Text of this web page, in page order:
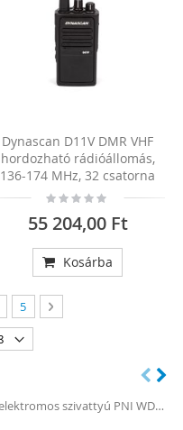
Dynascan D11V DMR VHF
hordozható rádióállomás,
136-174 MHz, 32 csatorna
Rating:
0%
55 204,00 Ft
Kosárba
page
Oldal
5 Oldal
Következő
Csomag 2 db elektromos szivattyú PNI WD100 palackhoz töltés USB-C-n keresztül, 800 mAh akkumulátor, teljesítmény 4W